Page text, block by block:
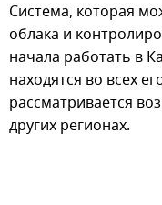
Система, которая
облака и
начала работать в
находятся во всех
рассматривается
других регионах.